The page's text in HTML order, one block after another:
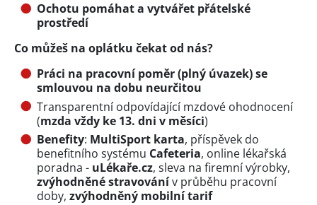
Ochotu pomáhat a vytvářet přátelské
prostředí
Co můžeš na oplátku čekat od nás?
Práci na pracovní poměr (plný úvazek) se
smlouvou na dobu neurčitou
Transparentní odpovídající mzdové ohodnocení
(mzda vždy ke 13. dni v měsíci)
Benefity: MultiSport karta, příspěvek do
benefitního systému Cafeteria, online lékařská
poradna - uLékaře.cz, sleva na firemní výrobky,
zvýhodněné stravovánív průběhu pracovní
doby, zvýhodněný mobilní tarif